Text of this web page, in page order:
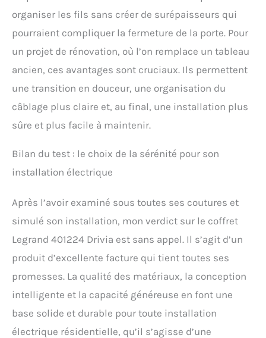
organiser les fils sans créer de surépaisseurs qui
pourraient compliquer la fermeture de la porte. Pour
un projet de rénovation, où l’on remplace un tableau
ancien, ces avantages sont cruciaux. Ils permettent
une transition en douceur, une organisation du
câblage plus claire et, au final, une installation plus
sûre et plus facile à maintenir.
Bilan du test : le choix de la sérénité pour son
installation électrique
Après l’avoir examiné sous toutes ses coutures et
simulé son installation, mon verdict sur le coffret
Legrand 401224 Drivia est sans appel. Il s’agit d’un
produit d’excellente facture qui tient toutes ses
promesses. La qualité des matériaux, la conception
intelligente et la capacité généreuse en font une
base solide et durable pour toute installation
électrique résidentielle, qu’il s’agisse d’une